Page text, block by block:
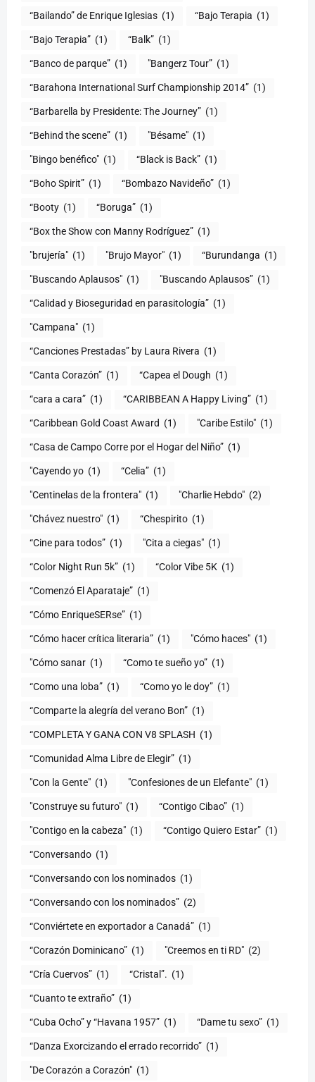
“Bailando” de Enrique Iglesias (1) “Bajo Terapia (1)
“Bajo Terapia” (1) “Balk” (1)
“Banco de parque” (1) "Bangerz Tour” (1)
“Barahona International Surf Championship 2014” (1)
“Barbarella by Presidente: The Journey” (1)
“Behind the scene” (1) "Bésame" (1)
"Bingo benéfico" (1) “Black is Back” (1)
“Boho Spirit” (1) “Bombazo Navideño” (1)
“Booty (1) “Boruga” (1)
“Box the Show con Manny Rodríguez” (1)
"brujería" (1) "Brujo Mayor" (1) “Burundanga (1)
"Buscando Aplausos" (1) "Buscando Aplausos” (1)
(1)
"Campana" (1)
“Canciones Prestadas” by Laura Rivera (1)
“Canta Corazón” (1) “Capea el Dough (1)
“cara a cara” (1) “CARIBBEAN A Happy Living” (1)
(1) "Caribe Estilo" (1)
“Casa de Campo Corre por el Hogar del Niño” (1)
"Cayendo yo (1) (1)
"Centinelas de la frontera" (1) "Charlie Hebdo" (2)
"Chávez nuestro" (1) “Chespirito (1)
“Cine para todos” (1) "Cita a ciegas" (1)
“Color Night Run 5k” (1) “Color Vibe 5K (1)
“Comenzó El Aparataje” (1)
“Cómo EnriqueSERse” (1)
(1) "Cómo haces" (1)
"Cómo sanar (1) “Como te sueño yo” (1)
“Como una loba” (1) “Como yo le doy” (1)
“Comparte la alegría del verano Bon” (1)
“COMPLETA Y GANA CON V8 SPLASH (1)
“Comunidad Alma Libre de Elegir” (1)
"Con la Gente" (1) "Confesiones de un Elefante" (1)
"Construye su futuro" (1) “Contigo Cibao” (1)
"Contigo en la cabeza" (1) “Contigo Quiero Estar” (1)
“Conversando (1)
“Conversando con los nominados (1)
“Conversando con los nominados” (2)
“Conviértete en exportador a Canadá” (1)
“Corazón Dominicano” (1) "Creemos en ti RD" (2)
“Cría Cuervos” (1) “Cristal”. (1)
“Cuanto te extraño” (1)
“Cuba Ocho” y “Havana 1957” (1) “Dame tu sexo” (1)
“Danza Exorcizando el errado recorrido” (1)
"De Corazón a Corazón" (1)